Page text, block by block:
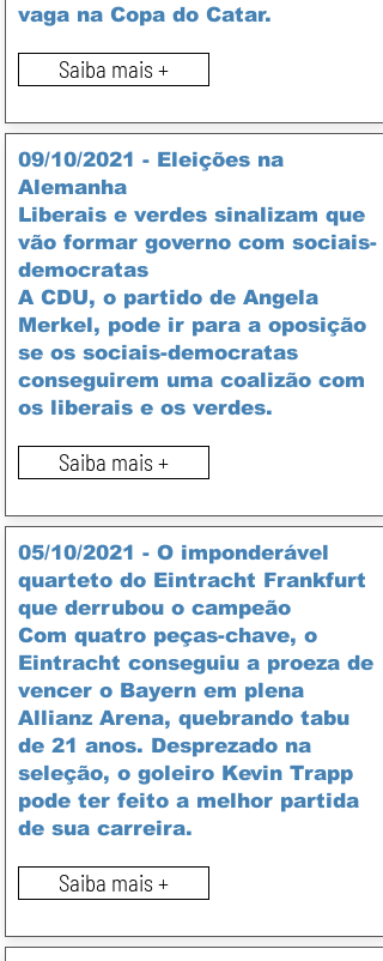
vaga na Copa do Catar.
Saiba mais +
09/10/2021 - Eleições na
Alemanha
Liberais e verdes sinalizam que
vão formar governo com sociais-
democratas
A CDU, o partido de Angela
Merkel, pode ir para a oposição
se os sociais-democratas
conseguirem uma coalizão com
os liberais e os verdes.
Saiba mais +
05/10/2021 - O imponderável
quarteto do Eintracht Frankfurt
que derrubou o campeão
Com quatro peças-chave, o
Eintracht conseguiu a proeza de
vencer o Bayern em plena
Allianz Arena, quebrando tabu
de 21 anos. Desprezado na
seleção, o goleiro Kevin Trapp
pode ter feito a melhor partida
de sua carreira.
Saiba mais +